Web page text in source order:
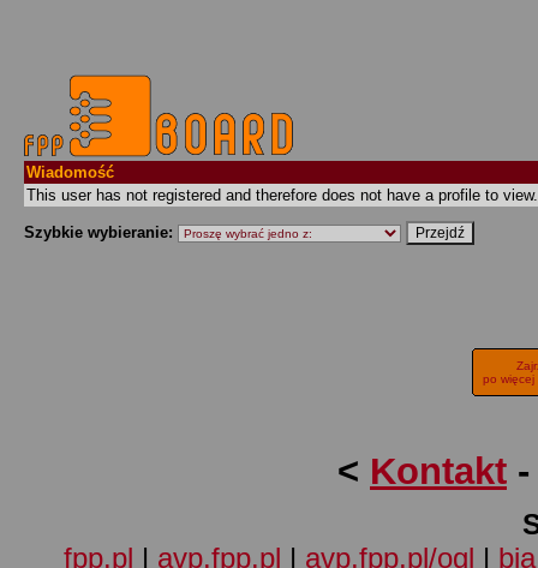
Wiadomość
This user has not registered and therefore does not have a profile to view.
Szybkie wybieranie:
po więcej
< Kontakt
fpp.pl | avp.fpp.pl | avp.fpp.pl/ogl |